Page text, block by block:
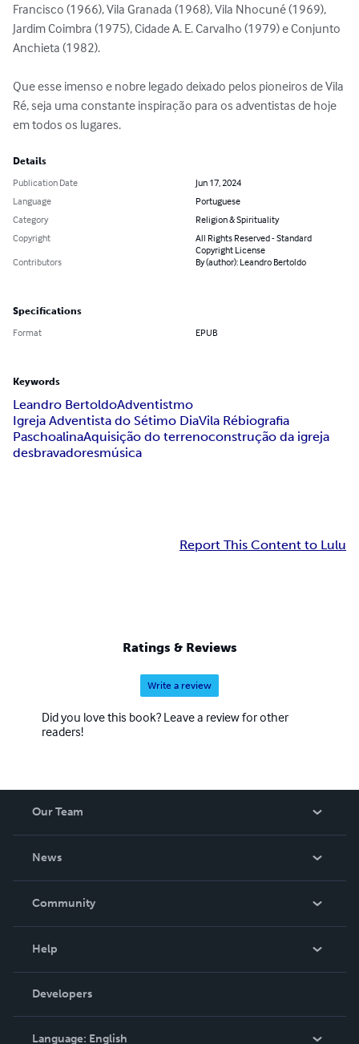
Francisco (1966), Vila Granada (1968), Vila Nhocuné (1969),
Jardim Coimbra (1975), Cidade A. E. Carvalho (1979) e Conjunto
Anchieta (1982).
Que esse imenso e nobre legado deixado pelos pioneiros de Vila
Ré, seja uma constante inspiração para os adventistas de hoje
em todos os lugares.
Details
Publication Date
Jun 17, 2024
Language
Portuguese
Category
Religion & Spirituality
Copyright
All Rights Reserved - Standard
Copyright License
Contributors
By (author): Leandro Bertoldo
Specifications
Format EPUB
Keywords
Leandro BertoldoAdventistmo
Igreja Adventista do Sétimo DiaVila Rébiografia
PaschoalinaAquisição do terrenoconstrução da igreja
desbravadoresmúsica
Report This Content to Lulu
Ratings & Reviews
Write a review
Did you love this book? Leave a review for other
readers!
Our Team
News
In The News
Community
Podcast
Help
Order Lookup
Knowledge Base
Contact Support
Developers
Language: English